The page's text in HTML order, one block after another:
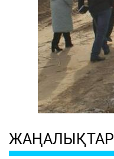
ЖАҢАЛЫҚТАР